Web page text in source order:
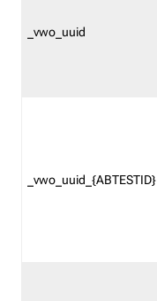
_vwo_uuid
_vwo_uuid_{ABTESTID}